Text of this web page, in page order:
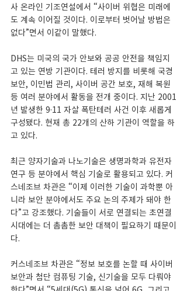
사 온라인 기조연설에서 “사이버 위협은 미래에
도 계속 이어질 것이다. 이로부터 벗어날 방법은
없다”면서 이같이 말했다.
DHS는 미국의 국가 안보와 공공 안전을 책임지
고 있는 연방 기관이다. 테러 방지를 비롯해 국경
보안, 이민법 관리, 사이버 공간 보호, 재해 복원
등 여러 분야에서 활동을 전개 중이다. 지난 2001
년 발생한 9·11 자살 폭탄테러 사건 이후 새롭게
구성됐다. 현재 총 22개의 산하 기관이 역할을 하
고 있다.
최근 양자기술과 나노기술은 생명과학과 유전자
연구 등 분야에서 핵심 기술로 활용되고 있다. 커
스네조브 차관은 “이제 이러한 기술이 과학뿐 아
니라 보안 분야에서도 주요 논의 주제가 돼야 한
다”고 강조했다. 기술들이 서로 연결되는 초연결
시대에는 더 촘촘한 보안 대책이 필요하기 때문이
다.
커스네조브 차관은 “정보 보호를 논할 때 사이버
보안과 첨단 컴퓨팅 기술, 신기술을 모두 다뤄야